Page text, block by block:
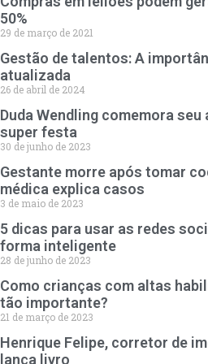
50%
29 de março de 2021
Gestão de talentos: A
atualizada
26 de abril de 2024
Duda Wendling comemora
super festa
30 de junho de 2023
Gestante morre após tomar
médica explica casos
3 de maio de 2023
5 dicas para usar as redes
forma inteligente
28 de junho de 2023
Como crianças com altas
tão importante?
21 de março de 2023
Henrique Felipe, corretor de
lança livro